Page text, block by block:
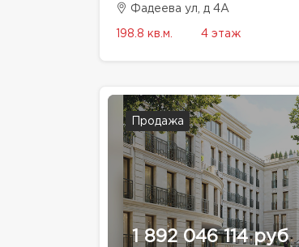
Фадеева ул, д 4A
198.8 кв.м. 4 этаж
Продажа
1 892 046 114 руб